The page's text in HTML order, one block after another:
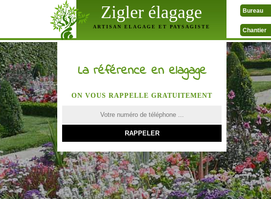
Zigler élagage
ARTISAN ELAGAGE ET PAYSAGISTE
Bureau
Chantier
La référence en elagage
ON VOUS RAPPELLE GRATUITEMENT